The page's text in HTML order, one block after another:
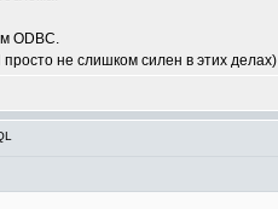
ODBC.
не слишком силен в этих делах)